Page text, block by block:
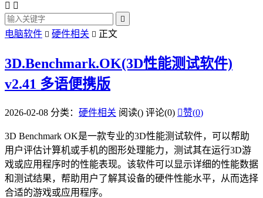
 

电脑软件  硬件相关  正文
3D.Benchmark.OK(3D性能测试软件)
v2.41 多语便携版
2026-02-08 分类： 硬件相关 阅读() 评论(0) 赞(0)
3D Benchmark OK是一款专业的3D性能测试软件，可以帮助
用户评估计算机或手机的图形处理能力，测试其在运行3D游
戏或应用程序时的性能表现。该软件可以显示详细的性能数据
和测试结果，帮助用户了解其设备的硬件性能水平，从而选择
合适的游戏或应用程序。